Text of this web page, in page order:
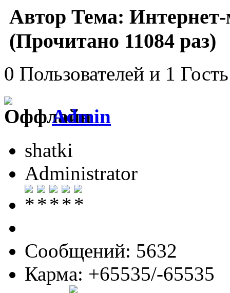
Автор Тема:
(Прочитано 11084 раз)
0 Пользователей и 1
Admin
shatki
Administrator
Сообщений: 5632
Карма: +65535/-65535